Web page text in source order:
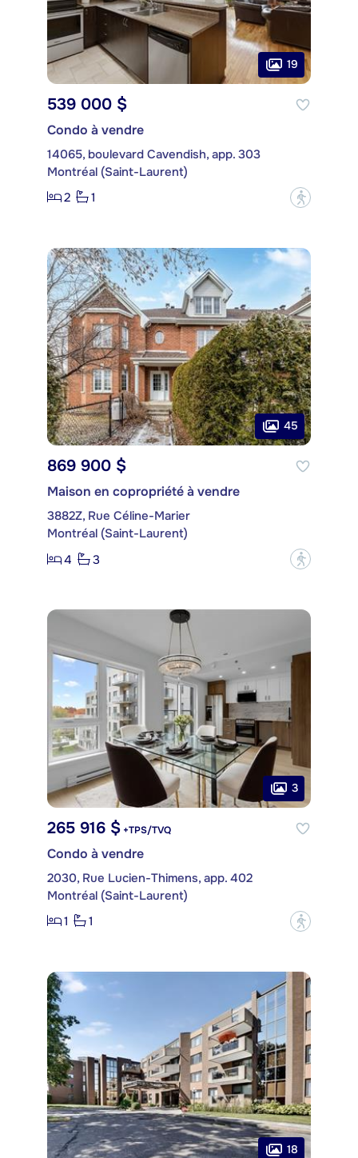
19
539 000 $
Condo à vendre
14065, boulevard Cavendish, app. 303
Montréal (Saint-Laurent)
2
1 ?
45
869 900 $
Maison en copropriété à vendre
3882Z, Rue Céline-Marier
Montréal (Saint-Laurent)
4
3 ?
3
265 916 $ +TPS/TVQ
Condo à vendre
2030, Rue Lucien-Thimens, app. 402
Montréal (Saint-Laurent)
1
1 ?
18